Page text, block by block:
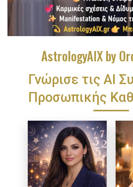
AstrologyAIX by
Γνώρισε τις ΑΙ
Προσωπικής